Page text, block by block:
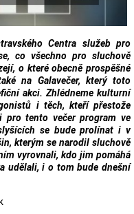
Centra služeb pro
co všechno pro sluchově
o které obecně prospěšné
na Galavečer, který toto
akci. Zhlédneme kulturní
i těch, kteří přestože
pro tento večer program ve
se bude prolínat i v
kterým se narodil sluchově
vyrovnali, kdo jim pomáhá
udělali, i o tom bude dnešní